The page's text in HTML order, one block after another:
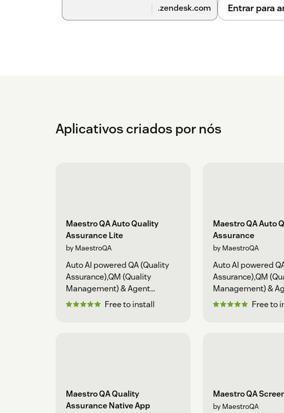
.zendesk.com Entrar para
Aplicativos criados por nós
Maestro QA Auto Quality
Assurance Lite
by MaestroQA
Auto AI powered QA (Quality
Assurance),QM (Quality
Management) & Agent
coaching
Free to install
Maestro QA Auto
Assurance
by MaestroQA
Auto AI powered
Assurance),QM
Management) &
coaching
Free to
Maestro QA Quality
Assurance Native App
Maestro QA
by MaestroQA